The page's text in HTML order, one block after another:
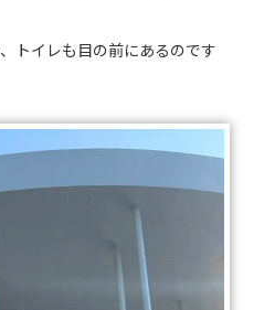
トイレも目の前にあるのです